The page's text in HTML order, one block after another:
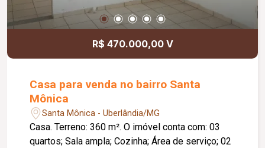
R$ 470.000,00 V
Casa para venda no bairro Santa
Mônica
Santa Mônica - Uberlândia/MG
Casa. Terreno: 360 m². O imóvel conta com: 03
quartos; Sala ampla; Cozinha; Área de serviço; 02